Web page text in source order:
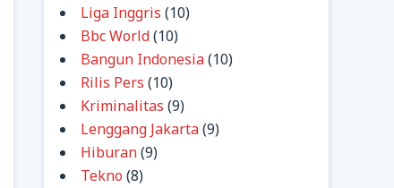
Liga Inggris (10)
Bbc World(10)
Bangun Indonesia(10)
Rilis Pers (10)
Kriminalitas (9)
Lenggang Jakarta(9)
Hiburan(9)
Tekno (8)